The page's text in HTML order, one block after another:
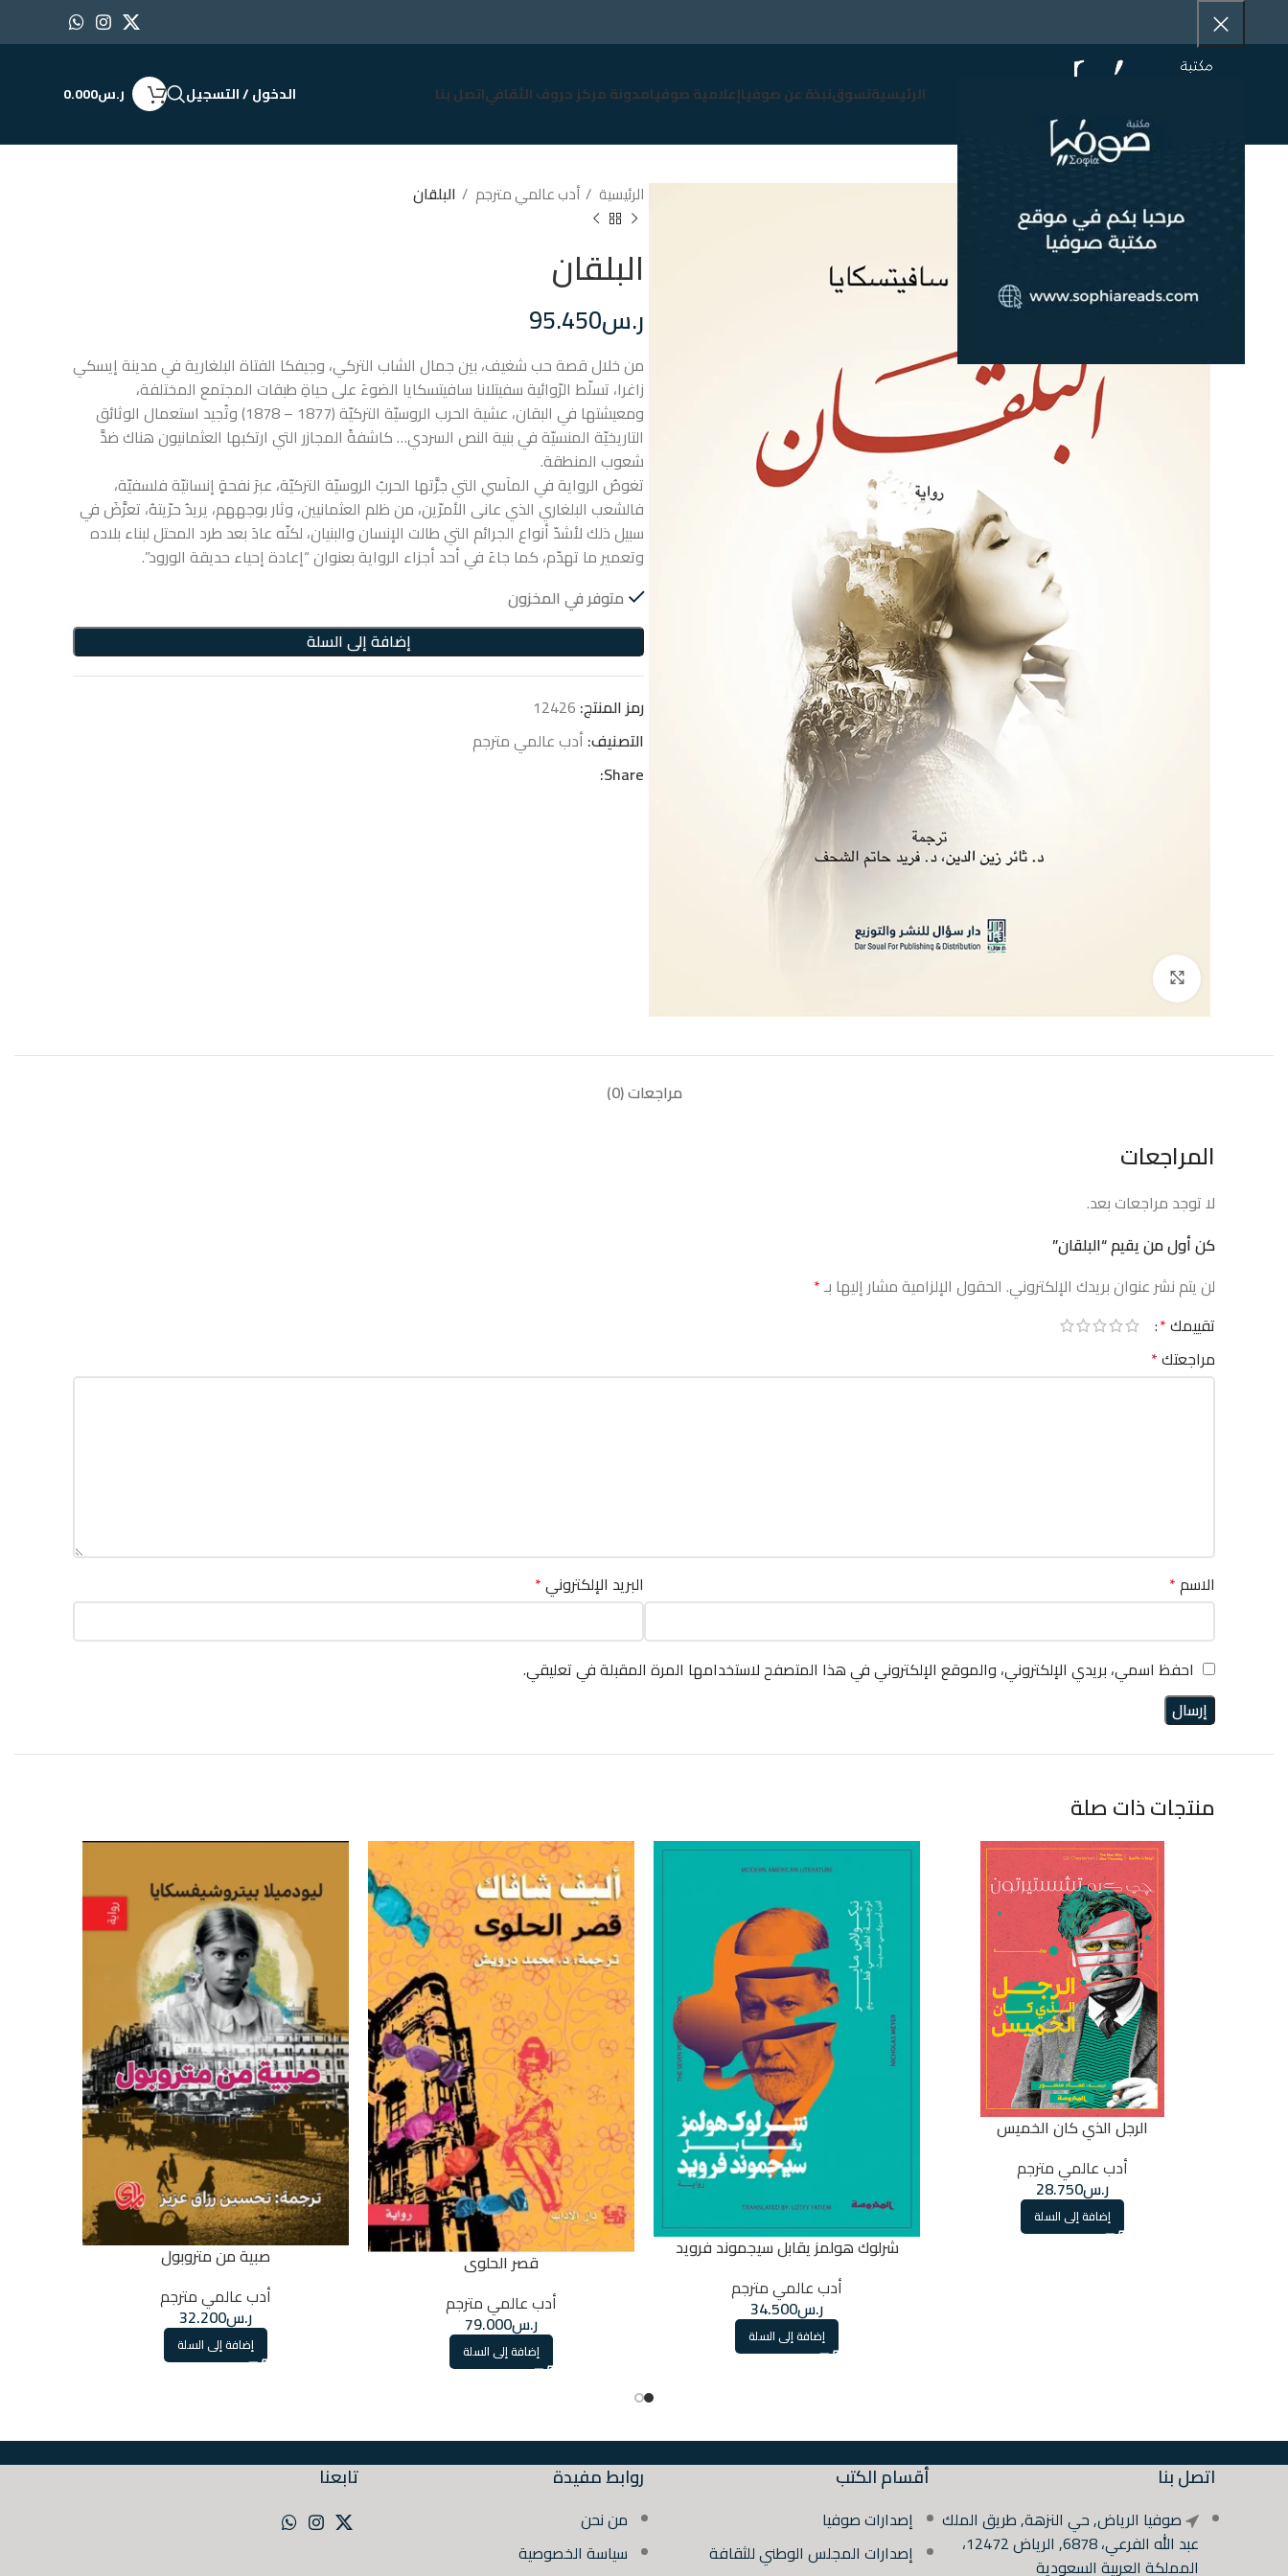
الرئيسيةتسوقنبذة عن صوفياإعلامية صوفيامدونة مركز حروف الثقافياتصل بنا الدخول / التسجيل ر.س0.000
الرئيسية أدب عالمي مترجم البلقان
البلقان
ر.س95.450
من خلال قصة حب شغيف، بين جمال الشاب التركي، وجيفكا الفتاة البلغارية في مدينة إيسكي
زاغرا، تسلّط الرّوائية سفيتلانا سافيتسكايا الضوءَ على حياةِ طبقات المجتمع المختلفة،
ومعيشتها في البقان، عشية الحرب الروسيّة التركيّة (1877 – 1878) وتُجيد استعمال الوثائق
التاريخيّة المنسيّة في بنية النص السردي… كاشفةً المجازر التي ارتكبها العثمانيون هناك ضدَّ
شعوب المنطقة.
تغوصُ الرواية في المآسي التي جرَّتها الحربُ الروسيّة التركيّة، عبرَ نفحةٍ إنسانيّة فلسفيّة،
فالشعب البلغاري الذي عانى الأمرّين، من ظلم العثمانيين، وثار بوجههم، يريدُ حرّيتهُ، تعرَّضَ في
سبيل ذلك لأشدّ أنواع الجرائم التي طالت الإنسان والبنيان، لكنّه عادَ بعد طرد المحتل لبناء بلاده
وتعمير ما تهدّم، كما جاءَ في أحد أجزاء الرواية بعنوان “إعادة إحياء حديقة الورود”.
متوفر في المخزون
إضافة إلى السلة
رمز المنتج: 12426
التصنيف: أدب عالمي مترجم
Share:
مراجعات (0)
المراجعات
لا توجد مراجعات بعد.
كن أول من يقيم “البلقان”
لن يتم نشر عنوان بريدك الإلكتروني. الحقول الإلزامية مشار إليها بـ*
تقييمك*
مراجعتك*
الاسم* البريد الإلكتروني*
احفظ اسمي، بريدي الإلكتروني، والموقع الإلكتروني في هذا المتصفح لاستخدامها المرة المقبلة في تعليقي.
منتجات ذات صلة
الرجل الذي كان الخميس
أدب عالمي مترجم
ر.س28.750
إضافة إلى السلة
شرلوك هولمز يقابل سيجموند فرويد
أدب عالمي مترجم
ر.س34.500
إضافة إلى السلة
قصر الحلوى
أدب عالمي مترجم
ر.س79.000
إضافة إلى السلة
صبية من متروبول
أدب عالمي مترجم
ر.س32.200
إضافة إلى السلة
اتصل بنا
صوفيا الرياض, حي النزهة, طريق الملك
عبد الله الفرعي، 6878, الرياض 12472،
المملكة العربية السعودية
أقسام الكتب
إصدارات صوفيا
إصدارات المجلس الوطني للثقافة
روابط مفيدة
من نحن
سياسة الخصوصية
تابعنا